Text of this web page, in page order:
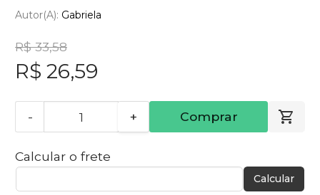
Autor(a): Gabriela
R$ 33,58
R$ 26,59
- + Comprar
Calcular o frete
Calcular